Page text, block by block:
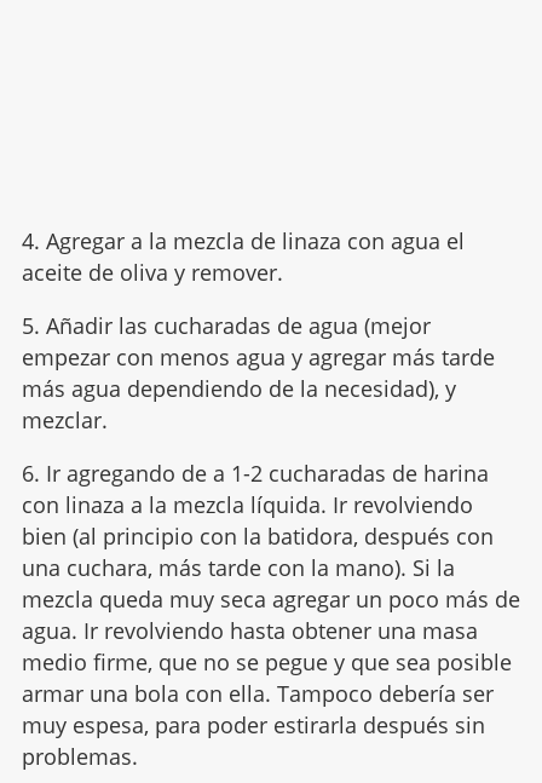
4. Agregar a la mezcla de linaza con agua el
aceite de oliva y remover.
5. Añadir las cucharadas de agua (mejor
empezar con menos agua y agregar más tarde
más agua dependiendo de la necesidad), y
mezclar.
6. Ir agregando de a 1-2 cucharadas de harina
con linaza a la mezcla líquida. Ir revolviendo
bien (al principio con la batidora, después con
una cuchara, más tarde con la mano). Si la
mezcla queda muy seca agregar un poco más de
agua. Ir revolviendo hasta obtener una masa
medio firme, que no se pegue y que sea posible
armar una bola con ella. Tampoco debería ser
muy espesa, para poder estirarla después sin
problemas.